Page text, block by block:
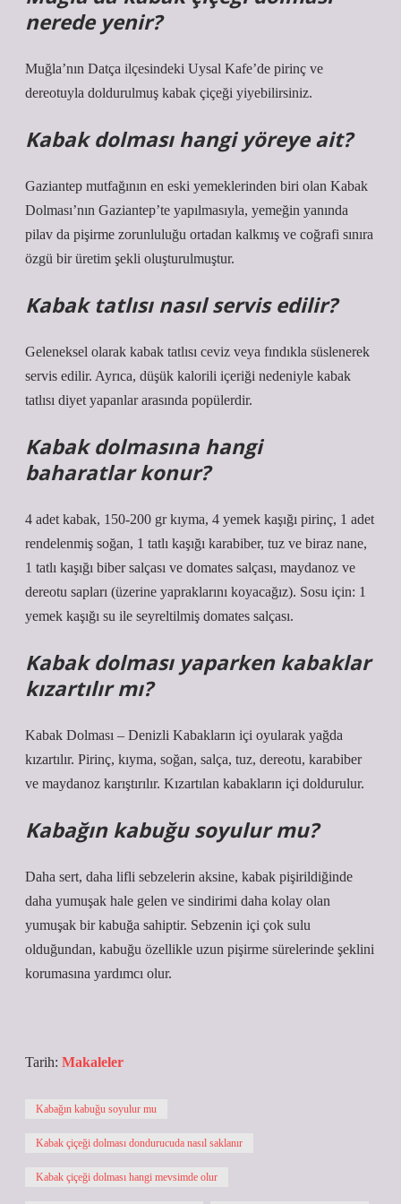
nerede yenir?
Muğla’nın Datça ilçesindeki Uysal Kafe’de pirinç ve
dereotuyla doldurulmuş kabak çiçeği yiyebilirsiniz.
Kabak dolması hangi yöreye ait?
Gaziantep mutfağının en eski yemeklerinden biri olan Kabak
Dolması’nın Gaziantep’te yapılmasıyla, yemeğin yanında
pilav da pişirme zorunluluğu ortadan kalkmış ve coğrafi sınıra
özgü bir üretim şekli oluşturulmuştur.
Kabak tatlısı nasıl servis edilir?
Geleneksel olarak kabak tatlısı ceviz veya fındıkla süslenerek
servis edilir. Ayrıca, düşük kalorili içeriği nedeniyle kabak
tatlısı diyet yapanlar arasında popülerdir.
Kabak dolmasına hangi
baharatlar konur?
4 adet kabak, 150-200 gr kıyma, 4 yemek kaşığı pirinç, 1 adet
rendelenmiş soğan, 1 tatlı kaşığı karabiber, tuz ve biraz nane,
1 tatlı kaşığı biber salçası ve domates salçası, maydanoz ve
dereotu sapları (üzerine yapraklarını koyacağız). Sosu için: 1
yemek kaşığı su ile seyreltilmiş domates salçası.
Kabak dolması yaparken kabaklar
kızartılır mı?
Kabak Dolması – Denizli Kabakların içi oyularak yağda
kızartılır. Pirinç, kıyma, soğan, salça, tuz, dereotu, karabiber
ve maydanoz karıştırılır. Kızartılan kabakların içi doldurulur.
Kabağın kabuğu soyulur mu?
Daha sert, daha lifli sebzelerin aksine, kabak pişirildiğinde
daha yumuşak hale gelen ve sindirimi daha kolay olan
yumuşak bir kabuğa sahiptir. Sebzenin içi çok sulu
olduğundan, kabuğu özellikle uzun pişirme sürelerinde şeklini
korumasına yardımcı olur.
Tarih: Makaleler
Kabağın kabuğu soyulur mu
Kabak çiçeği dolması dondurucuda nasıl saklanır
Kabak çiçeği dolması hangi mevsimde olur